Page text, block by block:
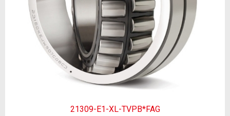
21309-E1-XL-TVPB*FAG